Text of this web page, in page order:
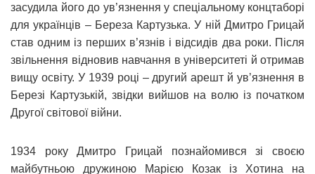
засудила його до ув’язнення у спеціальному концтаборі
для українців – Береза Картузька. У ній Дмитро Грицай
став одним із перших в’язнів і відсидів два роки. Після
звільнення відновив навчання в університеті й отримав
вищу освіту. У 1939 році – другий арешт й ув’язнення в
Березі Картузькій, звідки вийшов на волю із початком
Другої світової війни.
1934 року Дмитро Грицай познайомився зі своєю
майбутньою дружиною Марією Козак із Хотина на